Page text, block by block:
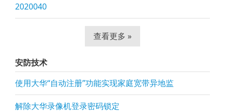
2020040
查看更多 »
安防技术
使用大华“自动注册”功能实现家庭宽带异地监
解除大华录像机登录密码锁定